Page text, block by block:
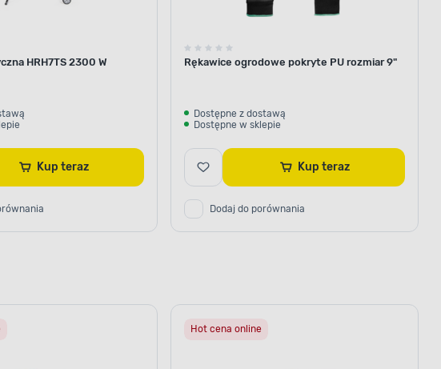
HRH7TS 2300 W
Kup teraz
Rękawice ogrodowe pokryte PU rozmiar 9"
Dostępne z dostawą
Dostępne w sklepie
Kup teraz
Dodaj do porównania
Hot cena online